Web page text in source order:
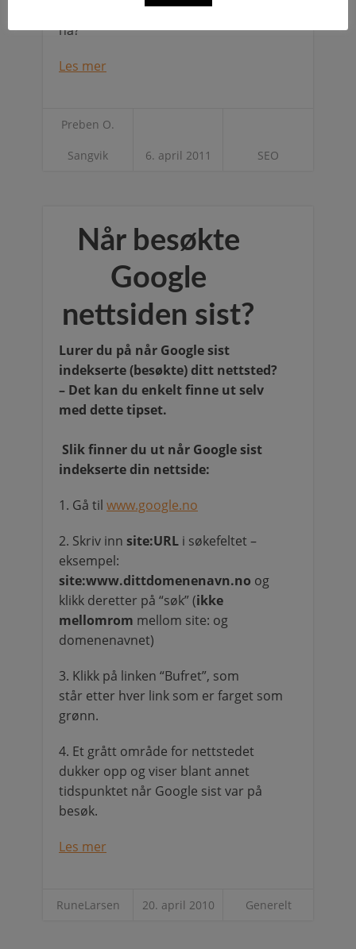
søkemotoroptimalisere nettsiden din
nå?
Les mer
Preben O.
Sangvik 6. april 2011 SEO
Når besøkte
Google
nettsiden sist?
Lurer du på når Google sist
indekserte (besøkte) ditt nettsted?
– Det kan du enkelt finne ut selv
med dette tipset.
Slik finner du ut når Google sist
indekserte din nettside:
1. Gå til www.google.no
2. Skriv inn site:URL i søkefeltet –
eksempel:
site:www.dittdomenenavn.no og
klikk deretter på “søk” (ikke
mellomrom mellom site: og
domenenavnet)
3. Klikk på linken “Bufret”, som
står etter hver link som er farget som
grønn.
4. Et grått område for nettstedet
dukker opp og viser blant annet
tidspunktet når Google sist var på
besøk.
Les mer
RuneLarsen 20. april 2010 Generelt